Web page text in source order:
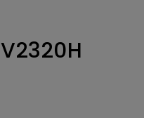
V2320H